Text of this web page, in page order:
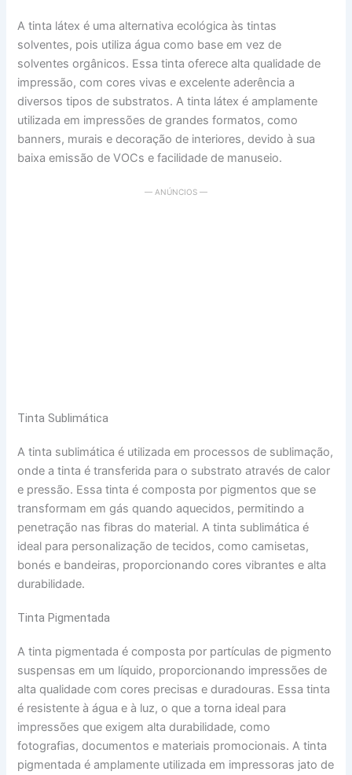
A tinta látex é uma alternativa ecológica às tintas
solventes, pois utiliza água como base em vez de
solventes orgânicos. Essa tinta oferece alta qualidade de
impressão, com cores vivas e excelente aderência a
diversos tipos de substratos. A tinta látex é amplamente
utilizada em impressões de grandes formatos, como
banners, murais e decoração de interiores, devido à sua
baixa emissão de VOCs e facilidade de manuseio.
— ANÚNCIOS —
Tinta Sublimática
A tinta sublimática é utilizada em processos de sublimação,
onde a tinta é transferida para o substrato através de calor
e pressão. Essa tinta é composta por pigmentos que se
transformam em gás quando aquecidos, permitindo a
penetração nas fibras do material. A tinta sublimática é
ideal para personalização de tecidos, como camisetas,
bonés e bandeiras, proporcionando cores vibrantes e alta
durabilidade.
Tinta Pigmentada
A tinta pigmentada é composta por partículas de pigmento
suspensas em um líquido, proporcionando impressões de
alta qualidade com cores precisas e duradouras. Essa tinta
é resistente à água e à luz, o que a torna ideal para
impressões que exigem alta durabilidade, como
fotografias, documentos e materiais promocionais. A tinta
pigmentada é amplamente utilizada em impressoras jato de